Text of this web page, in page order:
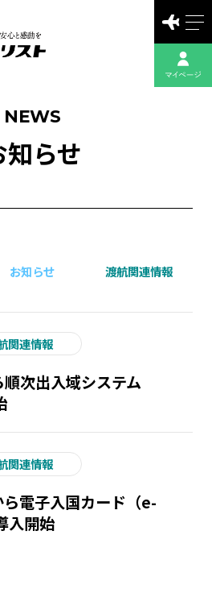
NEWS
知らせ
お知らせ 渡航関連情報
関連情報
次出入域システム
関連情報
電子入国カード（e-
入開始